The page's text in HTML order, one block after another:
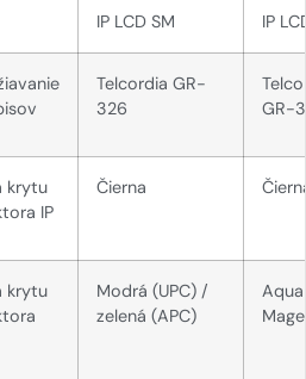
IP LCD SM IP
Telcordia GR-
326
GR-
krytu
IP
Čierna
krytu
Modrá (UPC) /
zelená (APC)